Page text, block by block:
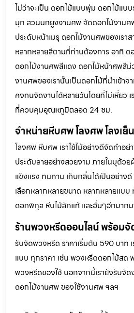
ไม่ว่าจะเป็น ดอกไม้แบบพุ่ม ดอกไม้แบ
มุก สวนนกยูงงานศพ จัดดอกไม้งาน
ประดับหน้าเมรุ ดอกไม้งานศพของเรา
หลากหลายสีตามที่ท่านต้องการ อาทิ ด
ดอกไม้งานศพสีแดง ดอกไม้หน้าศพสีม่
งานศพของเรานั้นเป็นดอกไม้ที่นำเข้าจ
คงทนจัดงานได้หลายวันโดยที่ไม่เหี่ยว เ
ที่ควบคุมอุณหภูมิตลอด 24 ชม.
จำหน่ายหีบศพ โลงศพ โลงเย็น
โลงศพ หีบศพ เราใช้ไม้อย่างดีจัดทำอ
ประดับลายอย่างสวยงาม ภายในบุด้วย
แข็งแรง ทนทาน เก็บกลิ่นได้เป็นอย่างดี
เลือกหลากหลายขนาด หลากหลายแบ
ดอกพิกุล หีบไม้สักแท้ และอื่นๆอีกมาก
ร้านพวงหรีดออนไลน์ พร้อมจั
รับจัดพวงหรีด ราคาเริ่มต้น 590 บาท
แบบ ทุกราคา เช่น พวงหรีดดอกไม้สด
พวงหรีดของใช้ นอกจากนี้เรายังรับจั
ดอกไม้งานศพ ของใช้งานศพ ฯลฯ